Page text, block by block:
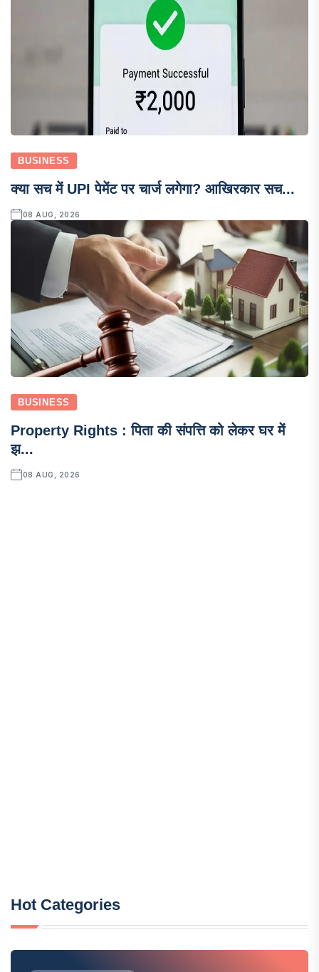
BUSINESS
क्या सच में UPI पेमेंट पर चार्ज लगेगा? आखिरकार सच...
08 AUG, 2026
BUSINESS
Property Rights : पिता की संपत्ति को लेकर घर में
झ...
08 AUG, 2026
Hot Categories